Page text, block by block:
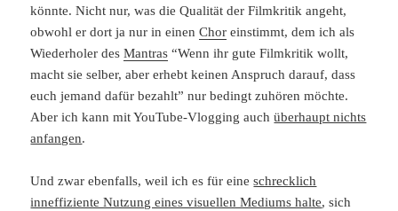
könnte. Nicht nur, was die Qualität der Filmkritik angeht,
obwohl er dort ja nur in einenChor einstimmt, dem ich als
Wiederholer desMantras “Wenn ihr gute Filmkritik wollt,
macht sie selber, aber erhebt keinen Anspruch darauf, dass
euch jemand dafür bezahlt” nur bedingt zuhören möchte.
Aber ich kann mit YouTube-Vlogging auchüberhaupt nichts
anfangen.
Und zwar ebenfalls, weil ich es für eineschrecklich
inneffiziente Nutzung eines visuellen Mediums halte, sich